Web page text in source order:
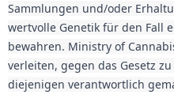
Sammlungen und/oder
wertvolle Genetik für den Fall
bewahren. Ministry of
verleiten, gegen das Gesetz
diejenigen verantwortlich